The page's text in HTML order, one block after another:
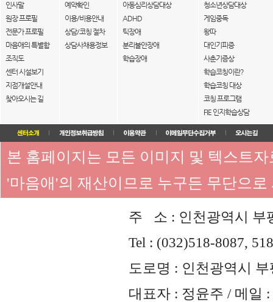
인사말
원장 프로필
전문가 프로필
마음애의 특별함
조직도
센터 시설보기
지점개설안내
찾아오시는 길
예약확인
이용/비용안내
상담/코칭 절차
상담사채용정보
아동심리상담대상
ADHD
틱장애
분리불안장애
학습장애
청소년상담대상
게임중독
왕따
대인기피증
사춘기증상
학습코칭이란?
학습코칭 대상
코칭 프로그램
FIE 인지학습상담
본 홈페이지는 모든 이미지 및 텍스트
'마음애'의 재산이므로 누구든 무단으
주 소 : 인천광역시 부
Tel : (032)518-8087,
도로명 : 인천광역시
대표자 : 정윤주 / 메일 :